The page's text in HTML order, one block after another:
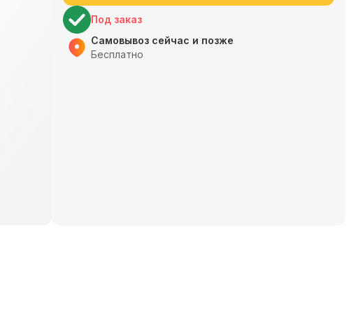
Под заказ
Самовывоз сейчас и позже
Бесплатно